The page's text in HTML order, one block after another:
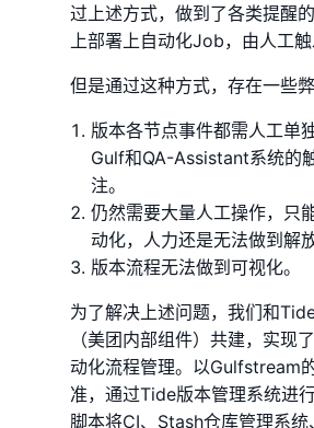
过上述方式，做到了各类提醒
上部署上自动化Job，由人工触
但是通过这种方式，存在一些弊
版本各节点事件都需人工单
Gulf和QA-Assistant系统的
注。
仍然需要大量人工操作，只
动化，人力还是无法做到解放
版本流程无法做到可视化。
为了解决上述问题，我们和
（美团内部组件）共建，实现
动化流程管理。以Gulfstream
准，通过Tide版本管理系统进
脚本将CI、Stash仓库管理系